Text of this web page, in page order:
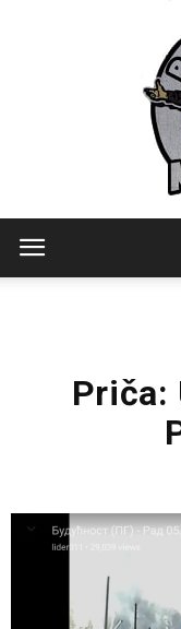
Priča: